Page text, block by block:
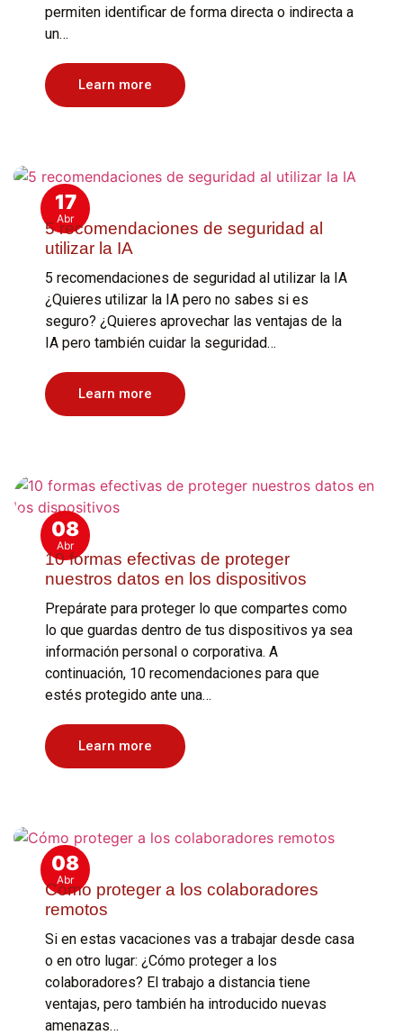
permiten identificar de forma directa o indirecta a
un…
Learn more
17
Abr
5 recomendaciones de seguridad al
utilizar la IA
5 recomendaciones de seguridad al utilizar la IA
¿Quieres utilizar la IA pero no sabes si es
seguro? ¿Quieres aprovechar las ventajas de la
IA pero también cuidar la seguridad…
Learn more
08
Abr
10 formas efectivas de proteger
nuestros datos en los dispositivos
Prepárate para proteger lo que compartes como
lo que guardas dentro de tus dispositivos ya sea
información personal o corporativa. A
continuación, 10 recomendaciones para que
estés protegido ante una…
Learn more
08
Abr
Cómo proteger a los colaboradores
remotos
Si en estas vacaciones vas a trabajar desde casa
o en otro lugar: ¿Cómo proteger a los
colaboradores? El trabajo a distancia tiene
ventajas, pero también ha introducido nuevas
amenazas…